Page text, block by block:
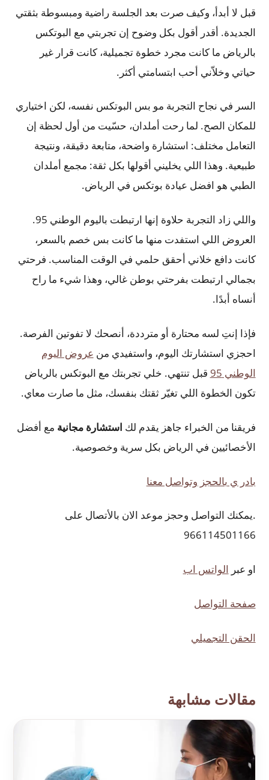
قبل لا أبدأ، وكيف صرت بعد الجلسة راضية ومبسوطة بثقتي
الجديدة. أقدر أقول بكل وضوح إن تجربتي مع البوتكس
بالرياض ما كانت مجرد خطوة تجميلية، كانت قرار غير
حياتي وخلاّني أحب ابتسامتي أكثر.
السر في نجاح التجربة مو بس البوتكس نفسه، لكن اختياري
للمكان الصح. لما رحت أملدان، حسّيت من أول لحظة إن
التعامل مختلف: استشارة واضحة، متابعة دقيقة، ونتيجة
طبيعية. وهذا اللي يخليني أقولها بكل ثقة: مجمع أملدان
الطبي هو افضل عيادة بوتكس في الرياض.
واللي زاد التجربة حلاوة إنها ارتبطت باليوم الوطني 95.
العروض اللي استفدت منها ما كانت بس خصم بالسعر،
كانت دافع خلاني أحقق حلمي في الوقت المناسب. فرحتي
بجمالي ارتبطت بفرحتي بوطن غالي، وهذا شيء ما راح
أنساه أبدًا.
فإذا إنتِ لسه محتارة أو مترددة، أنصحك لا تفوتين الفرصة.
احجزي استشارتك اليوم، واستفيدي من عروض اليوم
الوطني 95
قبل تنتهي. خلي تجربتك مع البوتكس بالرياض
تكون الخطوة اللي تغيّر ثقتك بنفسك، مثل ما صارت معاي.
فريقنا من الخبراء جاهز يقدم لك استشارة مجانية مع أفضل
الأخصائيين في الرياض بكل سرية وخصوصية.
بادر ي بالحجز وتواصل معنا
.يمكنك التواصل وحجز موعد الان بالأتصال على
966114501166
او عبر الواتس اب
صفحة التواصل
الحقن التجميلي
مقالات مشابهة